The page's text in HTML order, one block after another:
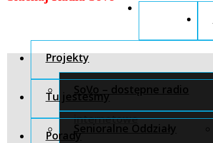
Projekty
SoVo – dostępne radio
internetowe
Tu jesteśmy
Senioralne Oddziały
Porady